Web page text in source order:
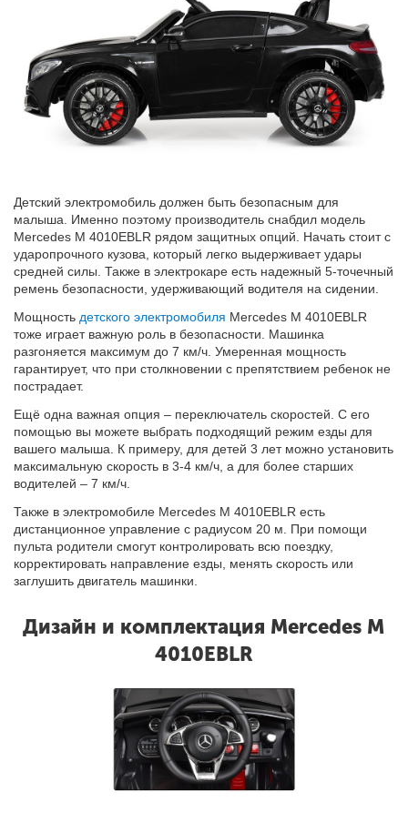
Детский электромобиль должен быть безопасным для
малыша. Именно поэтому производитель снабдил модель
Mercedes M 4010EBLR рядом защитных опций. Начать стоит с
ударопрочного кузова, который легко выдерживает удары
средней силы. Также в электрокаре есть надежный 5-точечный
ремень безопасности, удерживающий водителя на сидении.
Мощность детского электромобиля Mercedes M 4010EBLR
тоже играет важную роль в безопасности. Машинка
разгоняется максимум до 7 км/ч. Умеренная мощность
гарантирует, что при столкновении с препятствием ребенок не
пострадает.
Ещё одна важная опция – переключатель скоростей. С его
помощью вы можете выбрать подходящий режим езды для
вашего малыша. К примеру, для детей 3 лет можно установить
максимальную скорость в 3-4 км/ч, а для более старших
водителей – 7 км/ч.
Также в электромобиле Mercedes M 4010EBLR есть
дистанционное управление с радиусом 20 м. При помощи
пульта родители смогут контролировать всю поездку,
корректировать направление езды, менять скорость или
заглушить двигатель машинки.
Дизайн и комплектация Mercedes M
4010EBLR